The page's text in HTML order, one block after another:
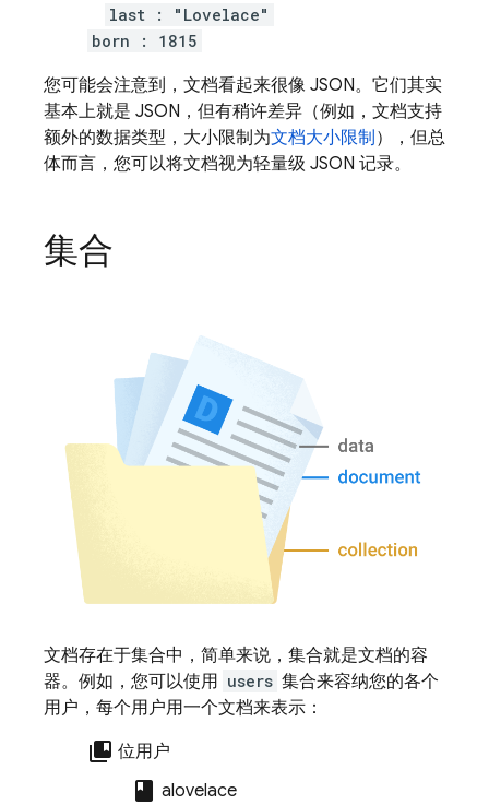
last : "Lovelace"
born : 1815
您可能会注意到，文档看起来很像 JSON。它们其实
基本上就是 JSON，但有稍许差异（例如，文档支持
额外的数据类型，大小限制为文档大小限制 ），但总
体而言，您可以将文档视为轻量级 JSON 记录。
集合
文档存在于集合中，简单来说，集合就是文档的容
器。例如，您可以使用 users 集合来容纳您的各个
用户，每个用户用一个文档来表示：
collections_bookmark 位用户
class alovelace